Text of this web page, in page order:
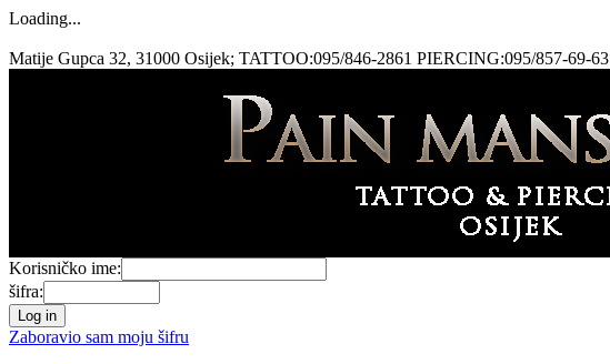
Loading...
Matije Gupca 32, 31000 Osijek; TATTOO:095/846-2861 PIERCING:095/857-69-63
Korisničko ime:
šifra:
Zaboravio sam moju šifru